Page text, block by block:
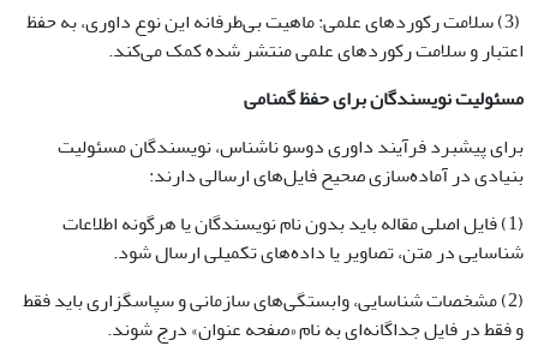
(3) سلامت رکوردهای علمی: ماهیت بی‌طرفانه این نوع داوری، به حفظ
اعتبار و سلامت رکوردهای علمی منتشر شده کمک می‌کند.
مسئولیت نویسندگان برای حفظ گمنامی
برای پیشبرد فرآیند داوری دوسو ناشناس، نویسندگان مسئولیت
بنیادی در آماده‌سازی صحیح فایل‌های ارسالی دارند:
(1) فایل اصلی مقاله باید بدون نام نویسندگان یا هرگونه اطلاعات
شناسایی در متن، تصاویر یا داده‌های تکمیلی ارسال شود.
(2) مشخصات شناسایی، وابستگی‌های سازمانی و سپاسگزاری باید فقط
و فقط در فایل جداگانه‌ای به نام «صفحه عنوان» درج شوند.